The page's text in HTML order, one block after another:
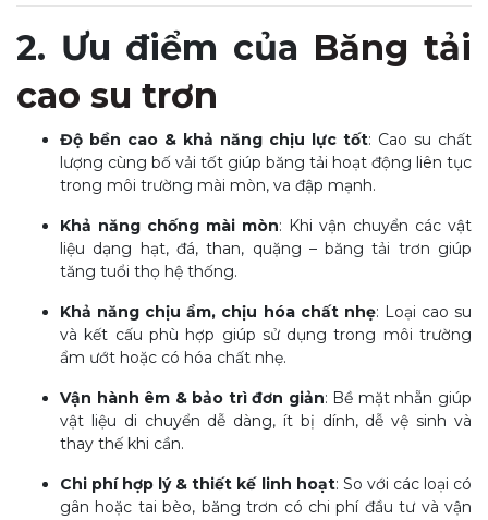
2. Ưu điểm của Băng tải
cao su trơn
Độ bền cao & khả năng chịu lực tốt: Cao su chất
lượng cùng bố vải tốt giúp băng tải hoạt động liên tục
trong môi trường mài mòn, va đập mạnh.
Khả năng chống mài mòn: Khi vận chuyển các vật
liệu dạng hạt, đá, than, quặng – băng tải trơn giúp
tăng tuổi thọ hệ thống.
Khả năng chịu ẩm, chịu hóa chất nhẹ: Loại cao su
và kết cấu phù hợp giúp sử dụng trong môi trường
ẩm ướt hoặc có hóa chất nhẹ.
Vận hành êm & bảo trì đơn giản: Bề mặt nhẵn giúp
vật liệu di chuyển dễ dàng, ít bị dính, dễ vệ sinh và
thay thế khi cần.
Chi phí hợp lý & thiết kế linh hoạt: So với các loại có
gân hoặc tai bèo, băng trơn có chi phí đầu tư và vận